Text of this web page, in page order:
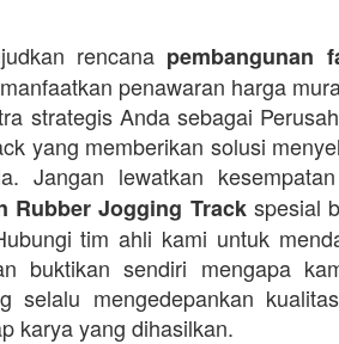
rencana pembangunan
penawaran harga
strategis Anda sebagai
yang memberikan solusi
Jangan lewatkan
Rubber Jogging Trackspesial
tim ahli kami untuk
buktikan sendiri mengapa
selalu mengedepankan
karya yang dihasilkan.